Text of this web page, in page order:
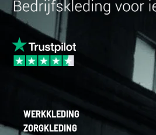
WERKKLEDING
ZORGKLEDING